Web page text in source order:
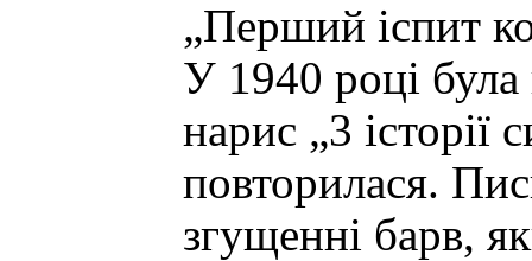
„Перший іспит
У 1940 році була
нарис „3 історії
повторилася.
згущенні барв,